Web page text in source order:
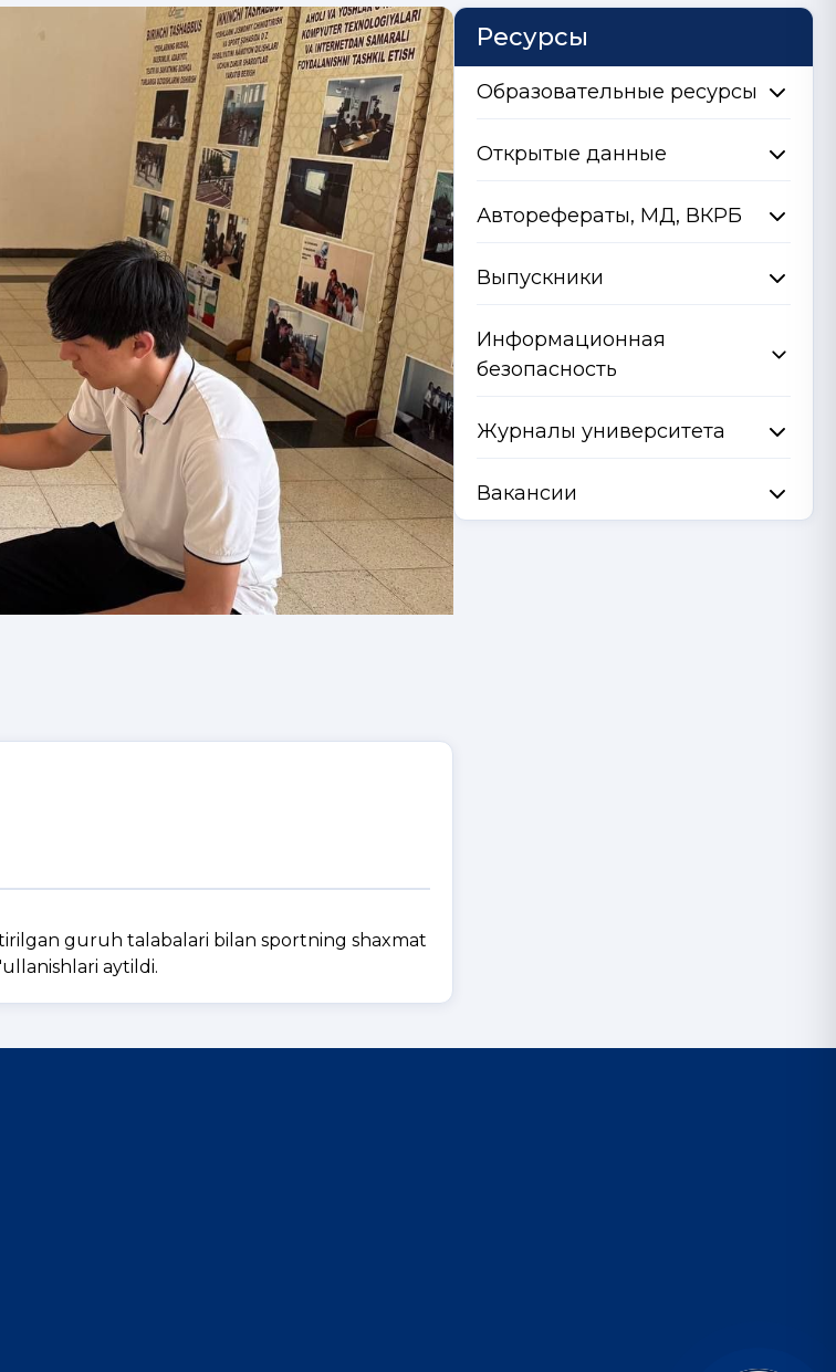
guruh talabalari bilan sportning shaxmat
aytildi.
Ресурсы
Образовательные ресурсы
Открытые данные
Авторефераты, МД, ВКРБ
Выпускники
Информационная
безопасность
Журналы университета
Вакансии